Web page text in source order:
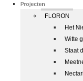
Projecten
FLORON
Het
Witte
Staat